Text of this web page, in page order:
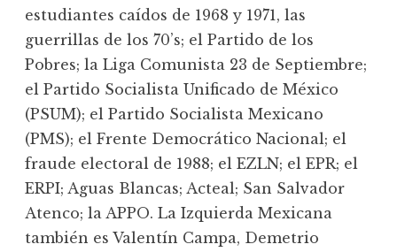
estudiantes caídos de 1968 y 1971, las
guerrillas de los 70’s; el Partido de los
Pobres; la Liga Comunista 23 de Septiembre;
el Partido Socialista Unificado de México
(PSUM); el Partido Socialista Mexicano
(PMS); el Frente Democrático Nacional; el
fraude electoral de 1988; el EZLN; el EPR; el
ERPI; Aguas Blancas; Acteal; San Salvador
Atenco; la APPO. La Izquierda Mexicana
también es Valentín Campa, Demetrio